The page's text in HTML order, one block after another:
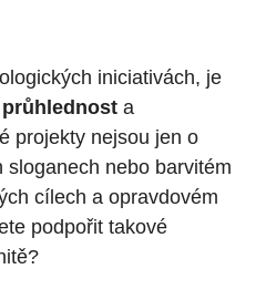
iniciativách, je
průhlednost a
projekty nejsou jen o
nebo barvitém
cílech a opravdovém
podpořit takové